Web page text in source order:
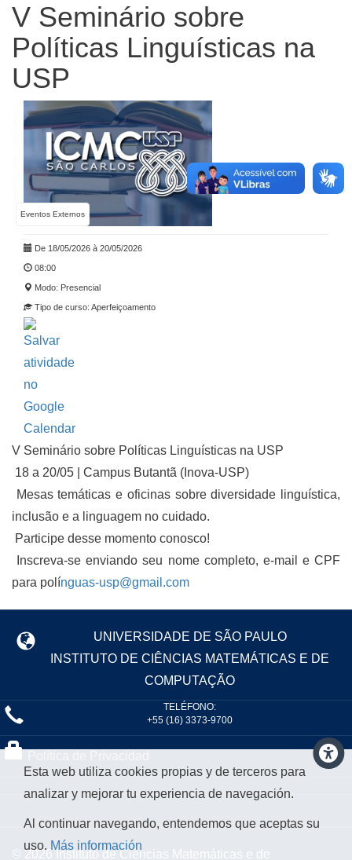
V Seminário sobre
Políticas Linguísticas na
USP
Eventos Externos
De 18/05/2026 à 20/05/2026
08:00
Modo: Presencial
Tipo de curso: Aperfeiçoamento
V Seminário sobre Políticas Linguísticas na USP
18 a 20/05 | Campus Butantã (Inova-USP)
Mesas temáticas e oficinas sobre diversidade linguística,
inclusão e a linguagem no cuidado.
Participe desse momento conosco!
Inscreva-se enviando seu nome completo, e-mail e CPF
para polínguas-usp@gmail.com
UNIVERSIDADE DE SÃO PAULO
INSTITUTO DE CIÊNCIAS MATEMÁTICAS E DE
COMPUTAÇÃO
TELÉFONO:
+55 (16) 3373-9700
© 2026 Instituto de Ciências Matemáticas e de
Esta web utiliza cookies propias y de terceros para
analizar y mejorar tu experiencia de navegación.
Al continuar navegando, entendemos que aceptas su
uso. Más información